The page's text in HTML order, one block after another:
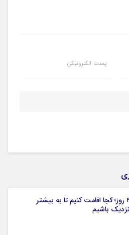
پست الکترونیکی
شیراز در ۳ روز؛ کجا اقامت کنیم تا به بیشتر
باشیم